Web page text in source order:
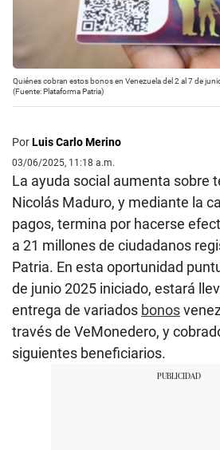
Quiénes cobran estos bonos en Venezuela del 2 al 7 de
(Fuente: Plataforma Patria)
PorLuis Carlo Merino
03/06/2025, 11:18 a.m.
La ayuda social aumenta sobre
Nicolás Maduro, y mediante la
pagos, termina por hacerse
a 21 millones de ciudadanos
Patria. En esta oportunidad
de junio 2025 iniciado, estará
entrega de variados bonos
través de VeMonedero, y
siguientes beneficiarios.